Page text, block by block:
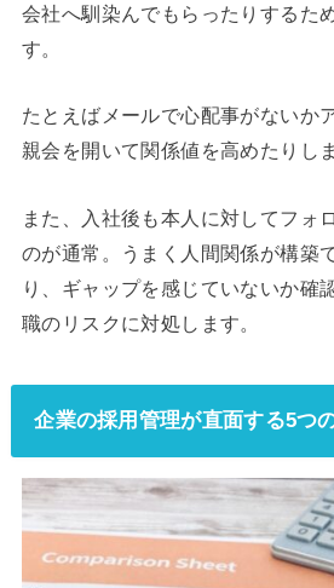
会社へ馴染んでもらったりするた
す。
たとえばメールで心配事がないか
親会を開いて関係値を高めたりし
また、入社後も本人に対してフォ
のが通常。うまく人間関係が構築
り、ギャップを感じていないか確
職のリスクに対処します。
企業の採用管理が直面する5つ